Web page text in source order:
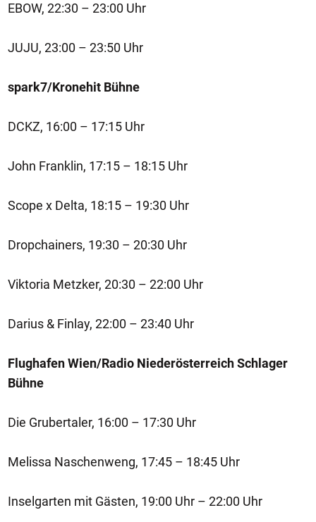
EBOW, 22:30 – 23:00 Uhr
JUJU, 23:00 – 23:50 Uhr
spark7/Kronehit Bühne
DCKZ, 16:00 – 17:15 Uhr
John Franklin, 17:15 – 18:15 Uhr
Scope x Delta, 18:15 – 19:30 Uhr
Dropchainers, 19:30 – 20:30 Uhr
Viktoria Metzker, 20:30 – 22:00 Uhr
Darius & Finlay, 22:00 – 23:40 Uhr
Flughafen Wien/Radio Niederösterreich Schlager
Bühne
Die Grubertaler, 16:00 – 17:30 Uhr
Melissa Naschenweng, 17:45 – 18:45 Uhr
Inselgarten mit Gästen, 19:00 Uhr – 22:00 Uhr